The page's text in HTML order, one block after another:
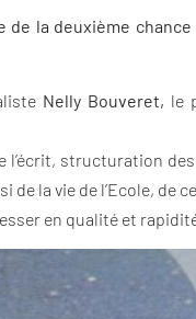
la deuxième
Nelly Bouveret, le
l’écrit, structuration
la vie de l’Ecole, de ce
en qualité et